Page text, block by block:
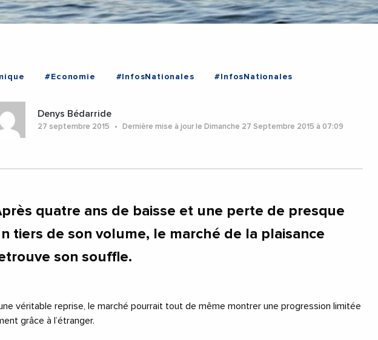
#Economie #InfosNationales #InfosNationales
Denys Bédarride
27 septembre 2015 Dernière mise à jour le Dimanche 27 Septembre 2015 à 07:09
quatre ans de baisse et une perte de presque
tiers de son volume, le marché de la plaisance
son souffle.
véritable reprise, le marché pourrait tout de même montrer une progression limitée
grâce à l’étranger.